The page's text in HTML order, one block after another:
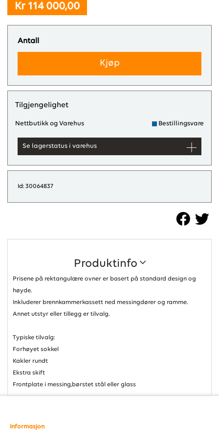
Kr 114 000,00
Antall
Kjøp
Tilgjengelighet
Nettbutikk og Varehus Bestillingsvare
Se lagerstatus i varehus
Id: 30064837
Produktinfo
Prisene på rektangulære ovner er basert på standard design og
høyde.
Inkluderer brennkammerkassett ned messingdører og ramme.
Annet utstyr eller tillegg er tilvalg.
Typiske tilvalg:
Forhøyet sokkel
Kakler rundt
Ekstra skift
Frontplate i messing,børstet stål eller glass
Informasjon